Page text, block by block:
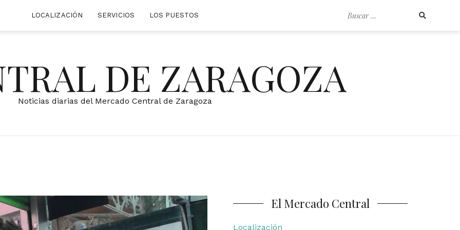
Buscar
LOCALIZACIÓN SERVICIOS LOS PUESTOS
DE ZARAGOZA
Noticias diarias del Mercado Central de Zaragoza
El Mercado Central
Localización